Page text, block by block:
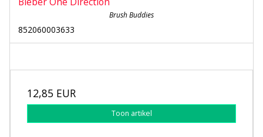
Brush Buddies
852060003633
12,85 EUR
Toon artikel